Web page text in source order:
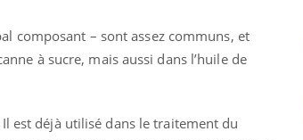
composant – sont assez communs, et
à sucre, mais aussi dans l’huile de
est déjà utilisé dans le traitement du